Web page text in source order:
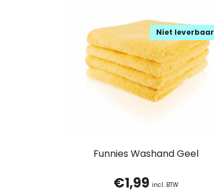
Funnies Washand Geel
Niet leverbaar
€1,99 incl. BTW